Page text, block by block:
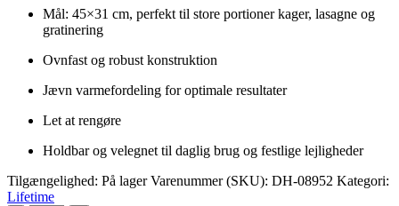
Mål: 45×31 cm, perfekt til store portioner kager, lasagne og
gratinering
Ovnfast og robust konstruktion
Jævn varmefordeling for optimale resultater
Let at rengøre
Holdbar og velegnet til daglig brug og festlige lejligheder
Tilgængelighed: På lager Varenummer (SKU): DH-08952 Kategori:
Lifetime